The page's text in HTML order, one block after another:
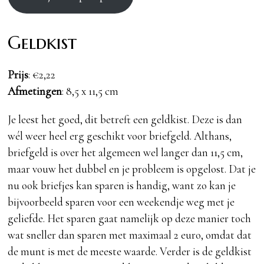
Geldkist
Prijs: €2,22
Afmetingen: 8,5 x 11,5 cm
Je leest het goed, dit betreft een geldkist. Deze is dan
wél weer heel erg geschikt voor briefgeld. Althans,
briefgeld is over het algemeen wel langer dan 11,5 cm,
maar vouw het dubbel en je probleem is opgelost. Dat je
nu ook briefjes kan sparen is handig, want zo kan je
bijvoorbeeld sparen voor een weekendje weg met je
geliefde. Het sparen gaat namelijk op deze manier toch
wat sneller dan sparen met maximaal 2 euro, omdat dat
de munt is met de meeste waarde. Verder is de geldkist